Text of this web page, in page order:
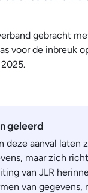
gebracht
voor de inbreuk
geleerd
deze aanval
maar zich
van JLR
van